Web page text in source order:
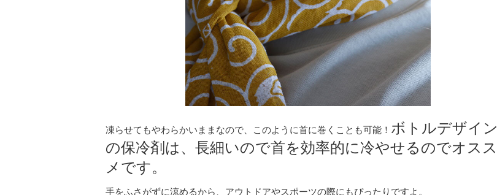
凍らせてもやわらかいままなので、このように首に巻くことも可能！ ボトルデザイン
の保冷剤は、長細いので首を効率的に冷やせるのでオスス
メです。
手をふさがずに涼めるから、アウトドアやスポーツの際にもぴったりですよ。